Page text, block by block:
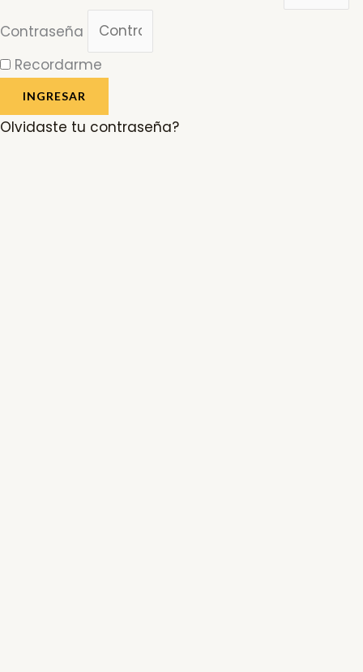
Contraseña
Recordarme
INGRESAR
Olvidaste tu contraseña?